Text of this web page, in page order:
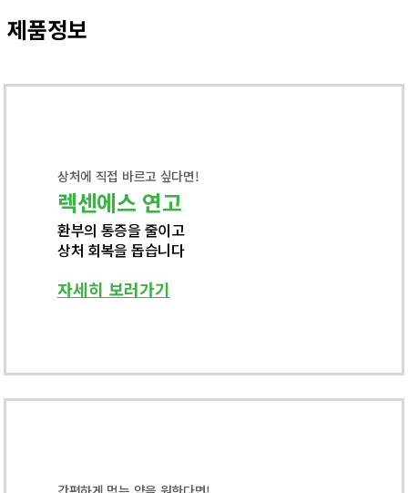
제품정보
상처에 직접 바르고 싶다면!
렉센에스 연고
환부의 통증을 줄이고
상처 회복을 돕습니다
자세히 보러가기